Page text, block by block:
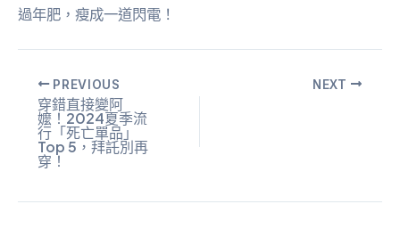
過年肥，瘦成一道閃電！
PREVIOUS
穿錯直接變阿
嬤！2024夏季流
行「死亡單品」
Top 5，拜託別再
穿！
NEXT